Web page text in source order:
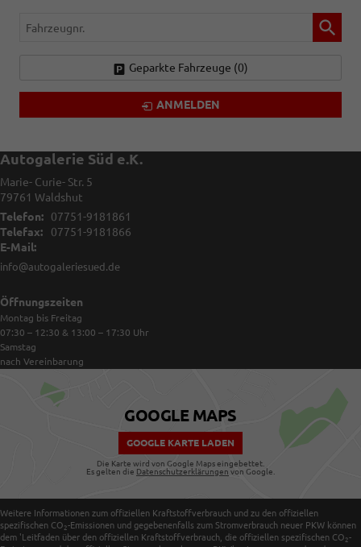
Fahrzeugnr.
Geparkte Fahrzeuge (0)
ANMELDEN
Autogalerie Süd e.K.
Marie- Curie- Str. 5
79761 Waldshut
Telefon:
07751-9181861
Telefax:
07751-9181866
E-Mail:
info@autogaleriesued.de
Öffnungszeiten
Montag bis Freitag
07:30 – 12:30 & 13:00 – 17:30 Uhr
Samstag
nach Vereinbarung
GOOGLE MAPS
GOOGLE KARTE LADEN
Die Karte wird von Google Maps eingebettet.
Es gelten die Datenschutzerklärungen von Google.
Weitere Informationen zum offiziellen Kraftstoffverbrauch und zu den offiziellen
spezifischen CO 2-Emissionen und gegebenenfalls zum Stromverbrauch neuer PKW können
dem 'Leitfaden über den offiziellen Kraftstoffverbrauch, die offiziellen spezifischen CO 2-